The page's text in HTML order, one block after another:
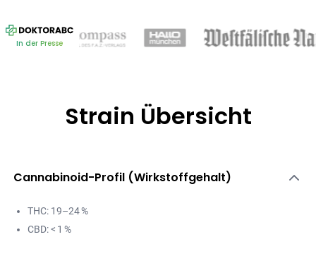
In der Presse
Strain Übersicht
Cannabinoid-Profil (Wirkstoffgehalt)
THC: 19–24 %
CBD: < 1 %